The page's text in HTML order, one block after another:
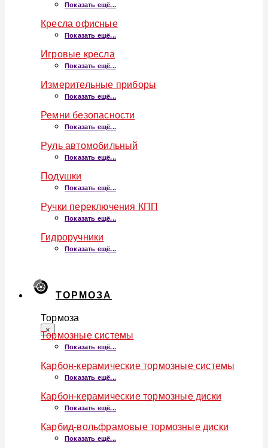
Показать ещё...
Кресла офисные
Показать ещё...
Игровые кресла
Показать ещё...
Измерительные приборы
Показать ещё...
Ремни безопасности
Показать ещё...
Руль автомобильный
Показать ещё...
Подушки
Показать ещё...
Ручки переключения КПП
Показать ещё...
Гидроручники
Показать ещё...
ТОРМОЗА
Тормоза
×
Тормозные системы
Показать ещё...
Карбон-керамические тормозные системы
Показать ещё...
Карбон-керамические тормозные диски
Показать ещё...
Карбид-вольфрамовые тормозные диски
Показать ещё...